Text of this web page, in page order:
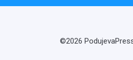
©2026